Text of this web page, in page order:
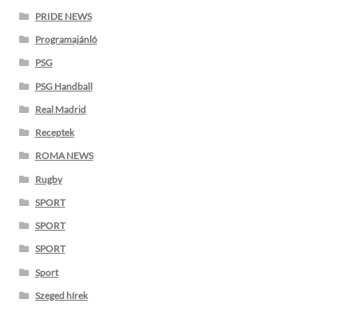
PRIDE NEWS
Programajánló
PSG
PSG Handball
Real Madrid
Receptek
ROMA NEWS
Rugby
SPORT
SPORT
SPORT
Sport
Szeged hírek